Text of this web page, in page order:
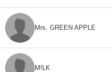
Mrs. GREEN APPLE
M!LK